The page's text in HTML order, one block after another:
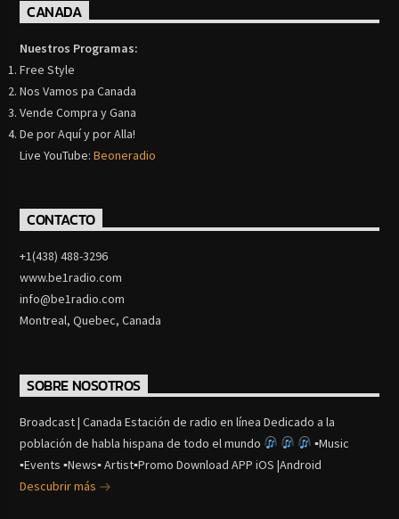
CANADA
Nuestros Programas:
Free Style
Nos Vamos pa Canada
Vende Compra y Gana
De por Aquí y por Alla!
Live YouTube:Beoneradio
CONTACTO
+1(438) 488-3296
www.be1radio.com
info@be1radio.com
Montreal, Quebec, Canada
SOBRE NOSOTROS
Broadcast | Canada Estación de radio en línea Dedicado a la
población de habla hispana de todo el mundo
▪Music
▪Events ▪News▪ Artist▪Promo Download APP iOS |Android
Descubrir más